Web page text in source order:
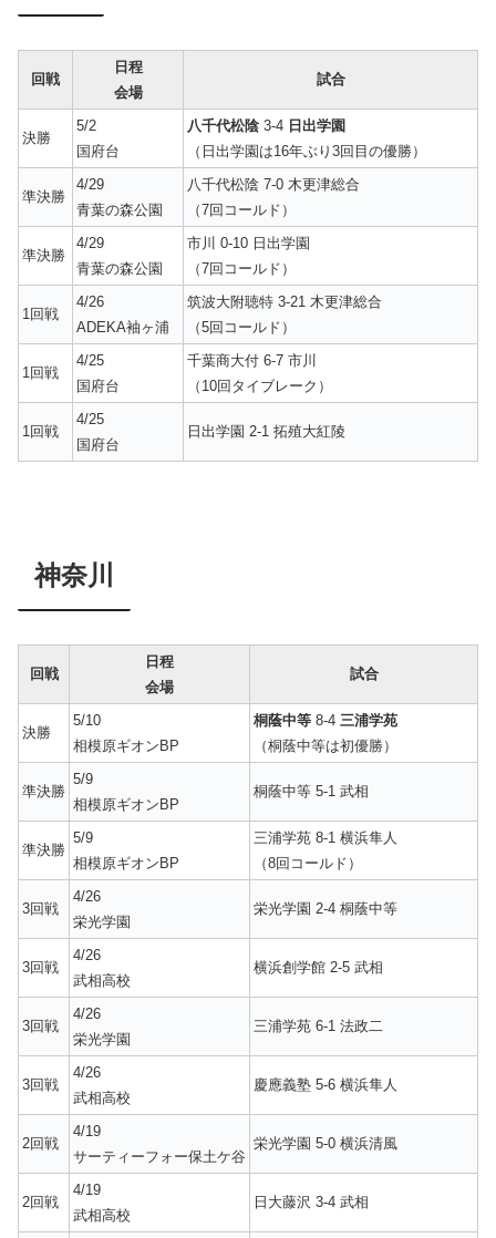
回戦
日程
会場
試合
決勝
5/2
国府台
八千代松陰 3-4 日出学園
（日出学園は16年ぶり3回目の優勝）
準決勝
4/29
青葉の森公園
八千代松陰 7-0 木更津総合
（7回コールド）
準決勝
4/29
青葉の森公園
市川 0-10 日出学園
（7回コールド）
1回戦
4/26
ADEKA袖ヶ浦
筑波大附聴特 3-21 木更津総合
（5回コールド）
1回戦
4/25
国府台
千葉商大付 6-7 市川
（10回タイブレーク）
1回戦
4/25
国府台
日出学園 2-1 拓殖大紅陵
神奈川
回戦
日程
会場
試合
決勝
5/10
相模原ギオンBP
桐蔭中等 8-4 三浦学苑
（桐蔭中等は初優勝）
準決勝
5/9
相模原ギオンBP
桐蔭中等 5-1 武相
準決勝
5/9
相模原ギオンBP
三浦学苑 8-1 横浜隼人
（8回コールド）
3回戦
4/26
栄光学園
栄光学園 2-4 桐蔭中等
3回戦
4/26
武相高校
横浜創学館 2-5 武相
3回戦
4/26
栄光学園
三浦学苑 6-1 法政二
3回戦
4/26
武相高校
慶應義塾 5-6 横浜隼人
2回戦
4/19
サーティーフォー保土ケ谷
栄光学園 5-0 横浜清風
2回戦
4/19
武相高校
日大藤沢 3-4 武相